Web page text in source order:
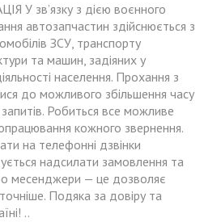
У зв’язку з дією воєнного
автозапчастин здійснюється з
ЗСУ, транспорту
та машин, задіяних у
населення. Прохання з
до можливого збільшення часу
Робиться все можливе
кожного звернення.
на телефонні дзвінки
надсилати замовлення та
месенджери — це дозволяє
Подяка за довіру та
..